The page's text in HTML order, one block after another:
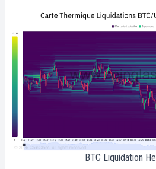
BTC Liquidation